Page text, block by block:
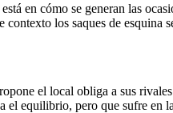
en cómo se generan las
contexto los saques de esquina
el local obliga a sus
equilibrio, pero que sufre en